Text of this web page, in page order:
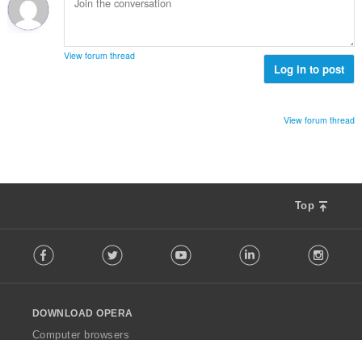
View forum thread
Log in to post
View forum thread
Top
o
w
O
Facebook Twitter Youtube LinkedIn
DOWNLOAD OPERA
Computer browsers